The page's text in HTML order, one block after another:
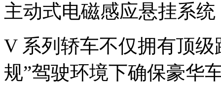
主动式电磁感应悬挂系统
V 系列轿车不仅拥有顶
规”驾驶环境下确保豪华